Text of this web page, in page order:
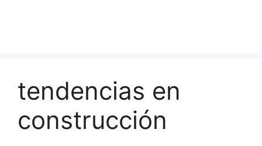
tendencias en
construcción